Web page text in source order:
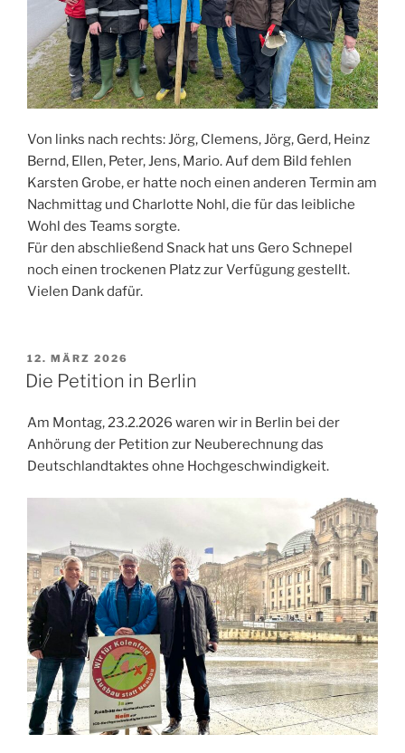
Von links nach rechts: Jörg, Clemens, Jörg, Gerd, Heinz
Bernd, Ellen, Peter, Jens, Mario. Auf dem Bild fehlen
Karsten Grobe, er hatte noch einen anderen Termin am
Nachmittag und Charlotte Nohl, die für das leibliche
Wohl des Teams sorgte.
Für den abschließend Snack hat uns Gero Schnepel
noch einen trockenen Platz zur Verfügung gestellt.
Vielen Dank dafür.
VERÖFFENTLICHT
AM
12. MÄRZ 2026
Die Petition in Berlin
Am Montag, 23.2.2026 waren wir in Berlin bei der
Anhörung der Petition zur Neuberechnung das
Deutschlandtaktes ohne Hochgeschwindigkeit.